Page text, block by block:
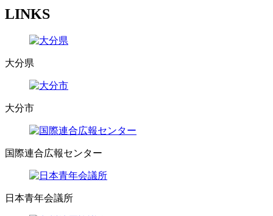
LINKS
大分県
大分市
国際連合広報センター
日本青年会議所